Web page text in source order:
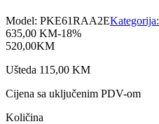
Model: PKE61RAA2EKategorija:
635,00 KM-18%
520,00KM
Ušteda 115,00 KM
Cijena sa uključenim PDV-om
Količina